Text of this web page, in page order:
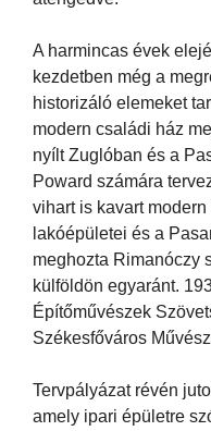
A harmincas évek
kezdetben még a
historizáló elemeket
modern családi ház
nyílt Zuglóban és a
Poward számára
vihart is kavart
lakóépületei és a
meghozta Rimanóczy
külföldön egyaránt.
Építőművészek
Székesfőváros
Tervpályázat révén
amely ipari épületre